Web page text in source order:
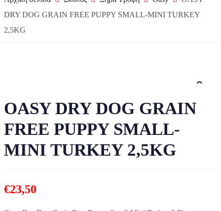
DRY DOG GRAIN FREE PUPPY SMALL-MINI TURKEY
2,5KG
OASY DRY DOG GRAIN
FREE PUPPY SMALL-
MINI TURKEY 2,5KG
€23,50